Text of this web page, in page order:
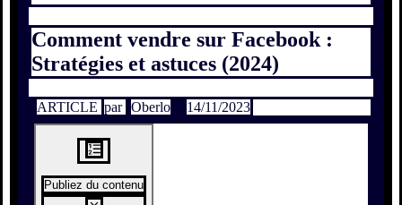
Comment vendre sur Facebook :
Stratégies et astuces (2024)
ARTICLE par Oberlo 14/11/2023
Publiez du contenu